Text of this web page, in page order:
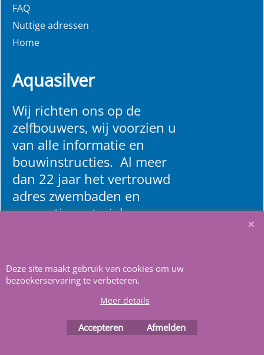
FAQ
Nuttige adressen
Home
Aquasilver
Wij richten ons op de
zelfbouwers, wij voorzien u
van alle informatie en
bouwinstructies. Al meer
dan 22 jaar het vertrouwd
adres zwembaden en
renovatie materialen.
Deze site maakt gebruik van cookies om uw
bezoekerservaring te verbeteren.
Meer details
Accepteren Afmelden